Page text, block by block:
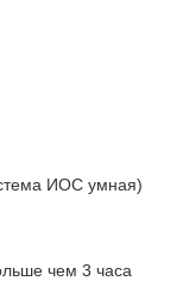
ИОС умная)
чем 3 часа